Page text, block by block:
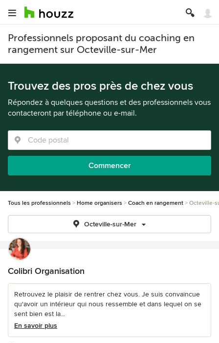
Professionnels proposant du coaching en
rangement sur Octeville-sur-Mer
Trouvez des pros près de chez vous
Répondez à quelques questions et des professionnels vous
contacteront par téléphone ou e-mail.
Commencer
Tous les professionnels Home organisers Coach en rangement Octeville-
Octeville-sur-Mer
Colibri Organisation
Retrouvez le plaisir de rentrer chez vous. Je suis convaincue
qu'avoir un intérieur qui nous ressemble et dans lequel on se
sent bien est la...
En savoir plus